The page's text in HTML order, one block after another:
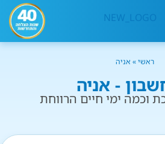
ראשי» אניה
- אניה
וכמה ימי חיים הרווחת